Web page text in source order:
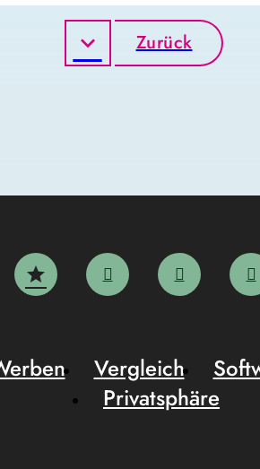
Zurück
Vergleich
Privatsphäre